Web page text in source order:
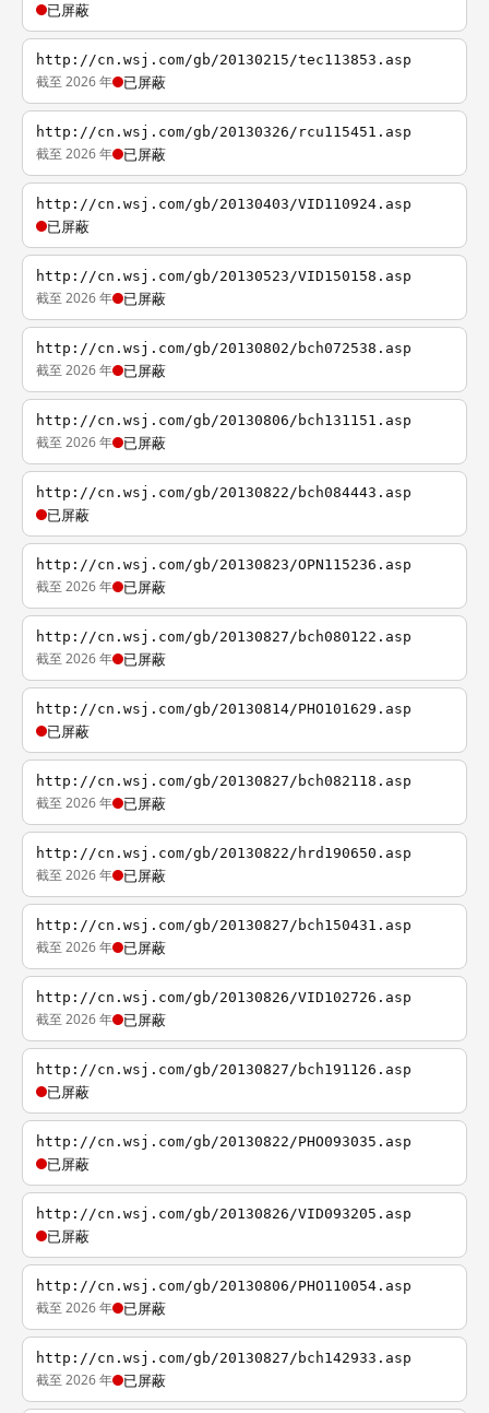
已屏蔽
http://cn.wsj.com/gb/20130215/tec113853.asp
截至 2026 年 已屏蔽
http://cn.wsj.com/gb/20130326/rcu115451.asp
截至 2026 年 已屏蔽
http://cn.wsj.com/gb/20130403/VID110924.asp
已屏蔽
http://cn.wsj.com/gb/20130523/VID150158.asp
截至 2026 年 已屏蔽
http://cn.wsj.com/gb/20130802/bch072538.asp
截至 2026 年 已屏蔽
http://cn.wsj.com/gb/20130806/bch131151.asp
截至 2026 年 已屏蔽
http://cn.wsj.com/gb/20130822/bch084443.asp
已屏蔽
http://cn.wsj.com/gb/20130823/OPN115236.asp
截至 2026 年 已屏蔽
http://cn.wsj.com/gb/20130827/bch080122.asp
截至 2026 年 已屏蔽
http://cn.wsj.com/gb/20130814/PHO101629.asp
已屏蔽
http://cn.wsj.com/gb/20130827/bch082118.asp
截至 2026 年 已屏蔽
http://cn.wsj.com/gb/20130822/hrd190650.asp
截至 2026 年 已屏蔽
http://cn.wsj.com/gb/20130827/bch150431.asp
截至 2026 年 已屏蔽
http://cn.wsj.com/gb/20130826/VID102726.asp
截至 2026 年 已屏蔽
http://cn.wsj.com/gb/20130827/bch191126.asp
已屏蔽
http://cn.wsj.com/gb/20130822/PHO093035.asp
已屏蔽
http://cn.wsj.com/gb/20130826/VID093205.asp
已屏蔽
http://cn.wsj.com/gb/20130806/PHO110054.asp
截至 2026 年 已屏蔽
http://cn.wsj.com/gb/20130827/bch142933.asp
截至 2026 年 已屏蔽